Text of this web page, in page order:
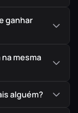
ganhar
mesma
alguém?